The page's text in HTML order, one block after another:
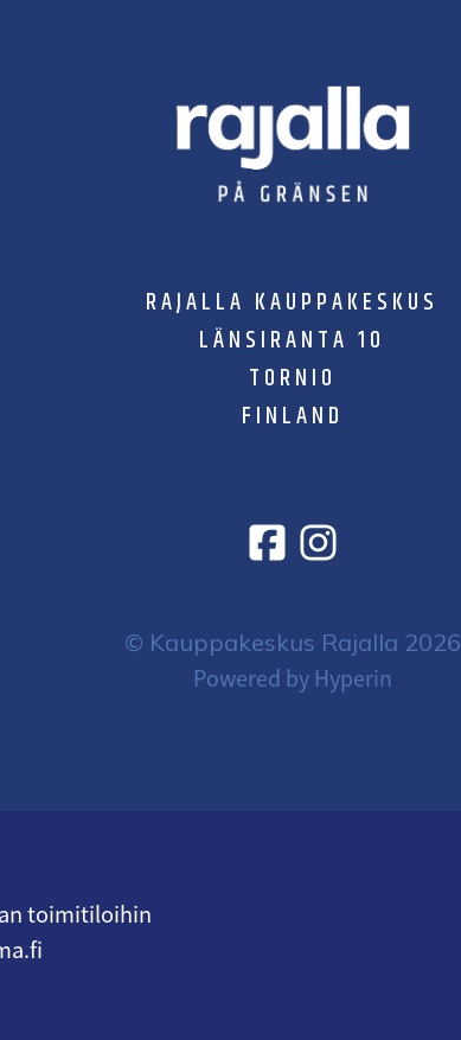
RAJALLA KAUPPAKESKUS
LÄNSIRANTA 10
TORNIO
FINLAND
© Kauppakeskus Rajalla 2026
Powered by Hyperin
toimitiloihin